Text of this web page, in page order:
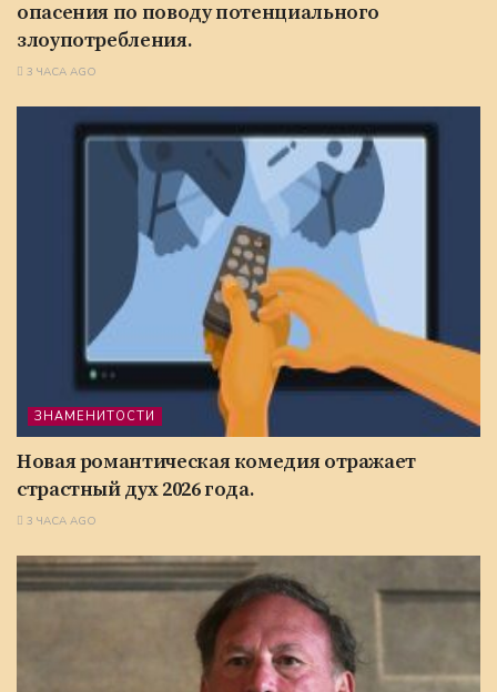
опасения по поводу потенциального
злоупотребления.
3 ЧАСА AGO
ЗНАМЕНИТОСТИ
Новая романтическая комедия отражает
страстный дух 2026 года.
3 ЧАСА AGO